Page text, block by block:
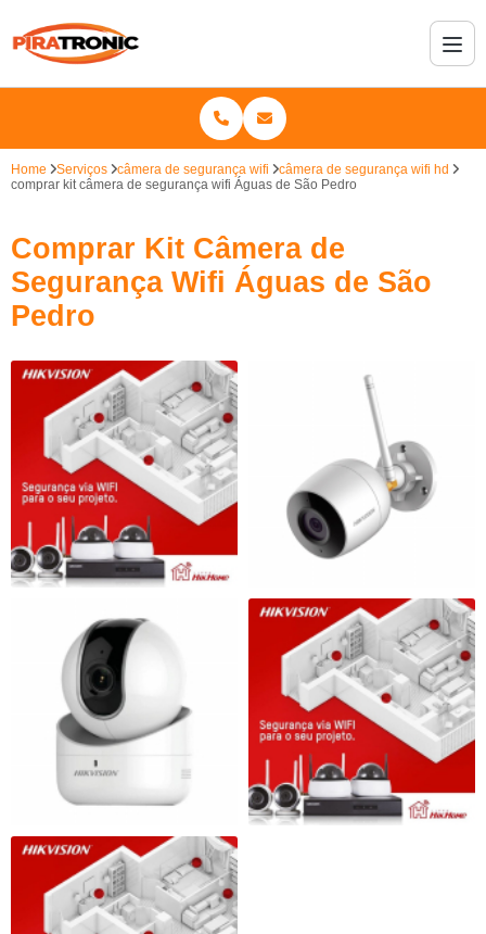
Home Serviços câmera de segurança wifi
câmera de segurança wifi hd
comprar kit câmera de segurança wifi Águas de São Pedro
Comprar Kit Câmera de
Segurança Wifi Águas de São
Pedro